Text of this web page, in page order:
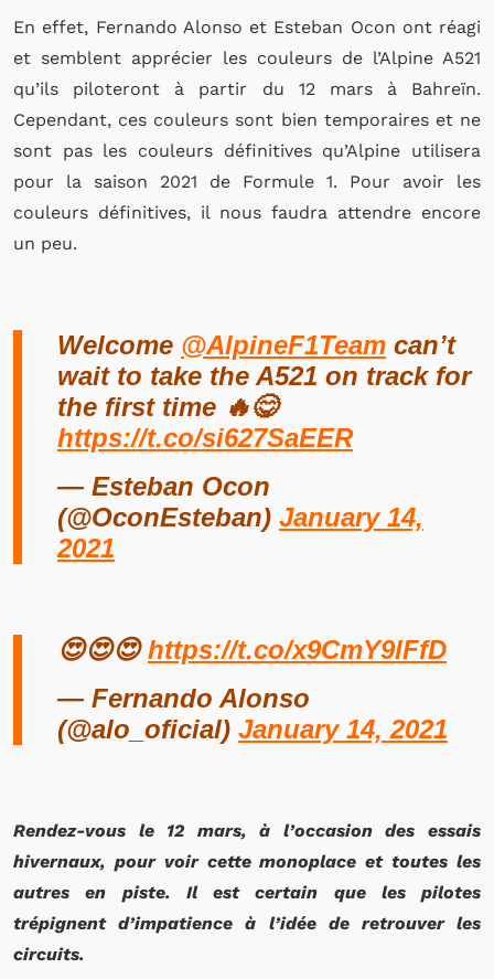
En effet, Fernando Alonso et Esteban Ocon ont réagi
et semblent apprécier les couleurs de l’Alpine A521
qu’ils piloteront à partir du 12 mars à Bahreïn.
Cependant, ces couleurs sont bien temporaires et ne
sont pas les couleurs définitives qu’Alpine utilisera
pour la saison 2021 de Formule 1. Pour avoir les
couleurs définitives, il nous faudra attendre encore
un peu.
Welcome @AlpineF1Team can’t
wait to take the A521 on track for
the first time 🔥😋
https://t.co/si627SaEER
— Esteban Ocon
(@OconEsteban) January 14,
2021
😍😍😍https://t.co/x9CmY9lFfD
— Fernando Alonso
(@alo_oficial) January 14, 2021
Rendez-vous le 12 mars, à l’occasion des essais
hivernaux, pour voir cette monoplace et toutes les
autres en piste. Il est certain que les pilotes
trépignent d’impatience à l’idée de retrouver les
circuits.